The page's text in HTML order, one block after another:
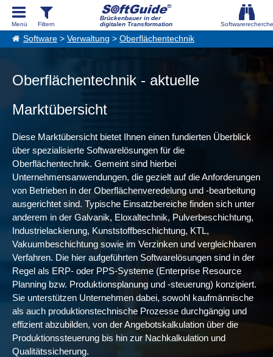
Brückenbauer in der
digitalen Transformation
Software > Verwaltung > Oberflächentechnik
Oberflächentechnik - aktuelle
Marktübersicht
Diese Marktübersicht bietet Ihnen einen fundierten Überblick
über spezialisierte Softwarelösungen für die
Oberflächentechnik. Gemeint sind hierbei
Unternehmensanwendungen, die gezielt auf die Anforderungen
von Betrieben in der Oberflächenveredelung und -bearbeitung
ausgerichtet sind. Typische Einsatzbereiche finden sich unter
anderem in der Galvanik, Eloxaltechnik, Pulverbeschichtung,
Industrielackierung, Kunststoffbeschichtung, KTL,
Vakuumbeschichtung sowie im Verzinken und vergleichbaren
Verfahren. Die hier aufgeführten Softwarelösungen sind in der
Regel als ERP- oder PPS-Systeme (Enterprise Resource
Planning bzw. Produktionsplanung und -steuerung) konzipiert.
Sie unterstützen Unternehmen dabei, sowohl kaufmännische
als auch produktionstechnische Prozesse durchgängig und
effizient abzubilden, von der Angebotskalkulation über die
Produktionssteuerung bis hin zur Nachkalkulation und
Qualitätssicherung.